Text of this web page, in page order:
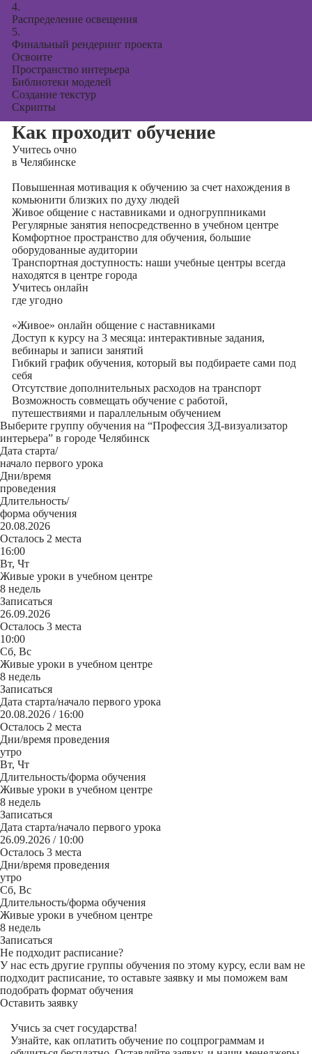
4.
Распределение освещения
5.
Финальный рендеринг проекта
Освоите
Пространство интерьера
Библиотеки моделей
Создание текстур
Скрипты
Как проходит обучение
Учитесь очно
в Челябинске
Повышенная мотивация к обучению за счет нахождения в
комьюнити близких по духу людей
Живое общение с наставниками и одногруппниками
Регулярные занятия непосредственно в учебном центре
Комфортное пространство для обучения, большие
оборудованные аудитории
Транспортная доступность: наши учебные центры всегда
находятся в центре города
Учитесь онлайн
где угодно
«Живое» онлайн общение с наставниками
Доступ к курсу на 3 месяца: интерактивные задания,
вебинары и записи занятий
Гибкий график обучения, который вы подбираете сами под
себя
Отсутствие дополнительных расходов на транспорт
Возможность совмещать обучение с работой,
путешествиями и параллельным обучением
Выберите группу обучения на “Профессия 3Д-визуализатор
интерьера” в городе Челябинск
Дата старта/
начало первого урока
Дни/время
проведения
Длительность/
форма обучения
20.08.2026
Осталось 2 места
16:00
Вт, Чт
Живые уроки в учебном центре
8 недель
Записаться
26.09.2026
Осталось 3 места
10:00
Сб, Вс
Живые уроки в учебном центре
8 недель
Записаться
Дата старта/начало первого урока
20.08.2026 / 16:00
Осталось 2 места
Дни/время проведения
утро
Вт, Чт
Длительность/форма обучения
Живые уроки в учебном центре
8 недель
Записаться
Дата старта/начало первого урока
26.09.2026 / 10:00
Осталось 3 места
Дни/время проведения
утро
Сб, Вс
Длительность/форма обучения
Живые уроки в учебном центре
8 недель
Записаться
Не подходит расписание?
У нас есть другие группы обучения по этому курсу, если вам не
подходит расписание, то оставьте заявку и мы поможем вам
подобрать формат обучения
Оставить заявку
Учись за счет государства!
Узнайте, как оплатить обучение по соцпрограммам и